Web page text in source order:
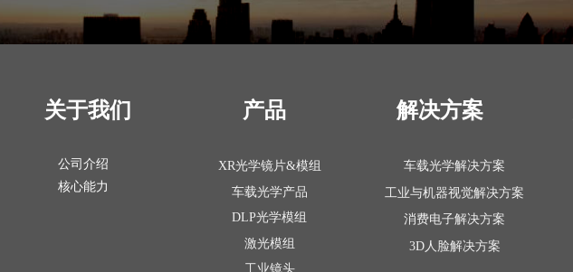
公司介绍
核心能力
XR光学镜片&模组
车载光学产品
DLP光学模组
激光模组
工业镜头
车载光学解决方案
工业与机器视觉解决方案
消费电子解决方案
3D人脸解决方案
关于我们 产品 解决方案